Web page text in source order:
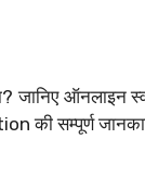
ऑनलाइन स्व-
की सम्पूर्ण